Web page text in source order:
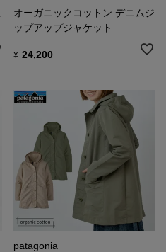
オーガニックコットン デニムジ
ップアップジャケット
¥ 24,200
patagonia